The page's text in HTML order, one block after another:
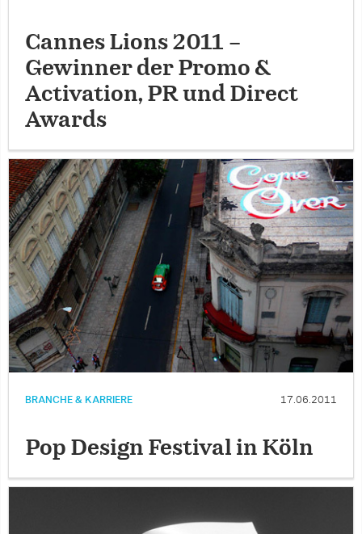
Cannes Lions 2011 –
Gewinner der Promo &
Activation, PR und Direct
Awards
BRANCHE & KARRIERE 17.06.2011
Pop Design Festival in Köln